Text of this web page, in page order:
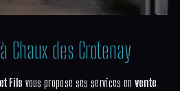
des Crotenay
Fils vous propose ses services en vente